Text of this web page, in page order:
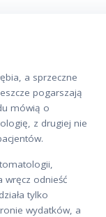
a sprzeczne
pogarszają
mówią o
z drugiej nie
wręcz odnieść
tylko
wydatków, a